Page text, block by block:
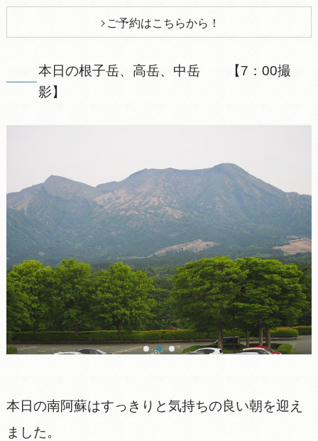
ご予約はこちらから！
本日の根子岳、高岳、中岳 【7：00撮
影】
本日の南阿蘇はすっきりと気持ちの良い朝を迎え
ました。